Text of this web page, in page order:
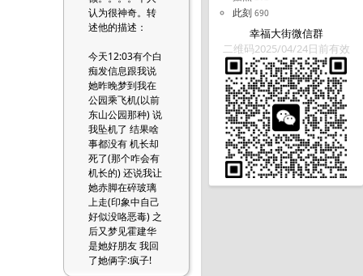
此刻 690
幸福大街微信群
二维码2025/04/24日前有效
认为很神奇。转
述他的描述：
今天12:03有个白
痴发信息跟我说
她昨晚梦到我在
公园乘飞机(以前
东山公园那种) 说
我坠机了 结果啥
事都没有 机长却
死了(那个咋会有
机长的) 还说我让
她赤脚在碎玻璃
上走(印象中自己
好似没咯恶毒) 之
后又梦见霍建华
是她好朋友 我回
了她俩字:疯子!